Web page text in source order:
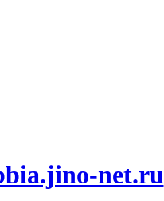
net.ru